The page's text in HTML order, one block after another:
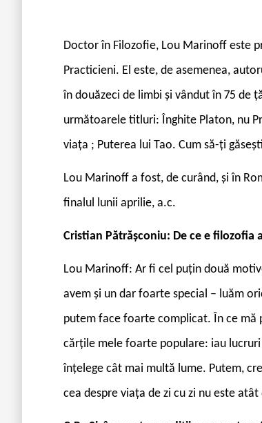
Doctor în Filozofie, Lou Marinoff este
Practicieni. El este, de asemenea,
în douăzeci de limbi și vândut în 75 de
următoarele titluri: Înghite Platon, nu
viața ; Puterea lui Tao. Cum să-ți
Lou Marinoff a fost, de curând, și în
finalul lunii aprilie, a.c.
Cristian Pătrășconiu: De ce e filozofia
Lou Marinoff: Ar fi cel puțin două
avem și un dar foarte special – luăm
putem face foarte complicat. În ce mă
cărțile mele foarte populare: iau
înțelege cât mai multă lume. Putem,
cea despre viața de zi cu zi nu este